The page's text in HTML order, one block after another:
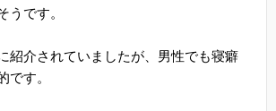
うです。
紹介されていましたが、男性でも寝癖
です。